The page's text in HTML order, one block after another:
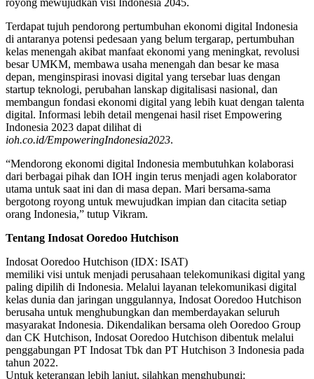
royong mewujudkan visi Indonesia 2045.
Terdapat tujuh pendorong pertumbuhan ekonomi digital Indonesia
di antaranya potensi pedesaan yang belum tergarap, pertumbuhan
kelas menengah akibat manfaat ekonomi yang meningkat, revolusi
besar UMKM, membawa usaha menengah dan besar ke masa
depan, menginspirasi inovasi digital yang tersebar luas dengan
startup teknologi, perubahan lanskap digitalisasi nasional, dan
membangun fondasi ekonomi digital yang lebih kuat dengan talenta
digital. Informasi lebih detail mengenai hasil riset Empowering
Indonesia 2023 dapat dilihat di
ioh.co.id/EmpoweringIndonesia2023.
“Mendorong ekonomi digital Indonesia membutuhkan kolaborasi
dari berbagai pihak dan IOH ingin terus menjadi agen kolaborator
utama untuk saat ini dan di masa depan. Mari bersama-sama
bergotong royong untuk mewujudkan impian dan citacita setiap
orang Indonesia,” tutup Vikram.
Tentang Indosat Ooredoo Hutchison
Indosat Ooredoo Hutchison (IDX: ISAT)
memiliki visi untuk menjadi perusahaan telekomunikasi digital yang
paling dipilih di Indonesia. Melalui layanan telekomunikasi digital
kelas dunia dan jaringan unggulannya, Indosat Ooredoo Hutchison
berusaha untuk menghubungkan dan memberdayakan seluruh
masyarakat Indonesia. Dikendalikan bersama oleh Ooredoo Group
dan CK Hutchison, Indosat Ooredoo Hutchison dibentuk melalui
penggabungan PT Indosat Tbk dan PT Hutchison 3 Indonesia pada
tahun 2022.
Untuk keterangan lebih lanjut, silahkan menghubungi: